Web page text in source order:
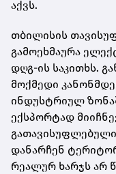
აქვს.
თბილისის
გამოეხმაურა
დღგ-ის საკითხს.
მოქმედი
ინდუსტრიულ
ექსპორტად
დანარჩენ
რეალურ ხარჯს არ